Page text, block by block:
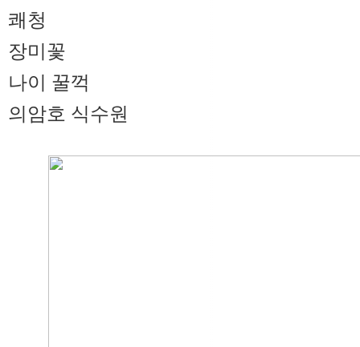
쾌청
장미꽃
나이 꿀꺽
의암호 식수원